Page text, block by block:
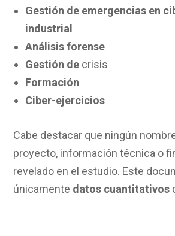
Gestión de emergencias en
industrial
Análisis forense
Gestión de crisis
Formación
Ciber-ejercicios
Cabe destacar que ningún
proyecto, información técnica o
revelado en el estudio. Este
únicamente datos cuantitativos